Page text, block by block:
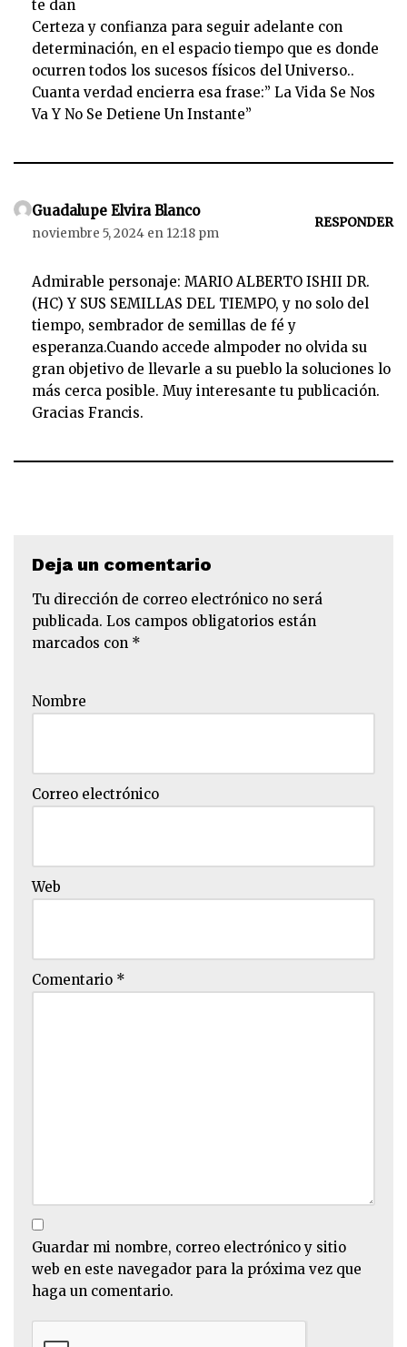
te dan
Certeza y confianza para seguir adelante con
determinación, en el espacio tiempo que es donde
ocurren todos los sucesos físicos del Universo..
Cuanta verdad encierra esa frase:” La Vida Se Nos
Va Y No Se Detiene Un Instante”
Guadalupe Elvira Blanco
noviembre 5, 2024 en 12:18 pm
RESPONDER
Admirable personaje: MARIO ALBERTO ISHII DR.
(HC) Y SUS SEMILLAS DEL TIEMPO, y no solo del
tiempo, sembrador de semillas de fé y
esperanza.Cuando accede almpoder no olvida su
gran objetivo de llevarle a su pueblo la soluciones lo
más cerca posible. Muy interesante tu publicación.
Gracias Francis.
Deja un comentario
Tu dirección de correo electrónico no será
publicada. Los campos obligatorios están
marcados con *
Nombre
Correo electrónico
Web
Comentario *
Guardar mi nombre, correo electrónico y sitio
web en este navegador para la próxima vez que
haga un comentario.